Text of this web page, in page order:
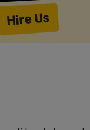
Hire Us